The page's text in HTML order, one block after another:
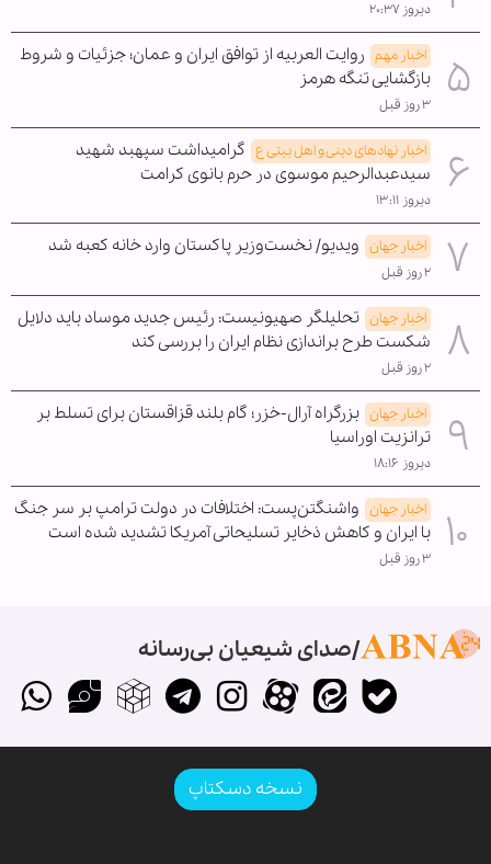
دیروز ۲۰:۳۷
اخبار مهم روایت العربیه از توافق ایران و عمان؛ جزئیات و شروط
بازگشایی تنگه هرمز
۳ روز قبل
اخبار نهادهای دینی و اهل بیتی ع گرامیداشت سپهبد شهید
سیدعبدالرحیم موسوی در حرم بانوی کرامت
دیروز ۱۳:۱۱
اخبار جهان ویدیو/ نخست‌وزیر پاکستان وارد خانه کعبه شد
۲ روز قبل
اخبار جهان تحلیلگر صهیونیست: رئیس جدید موساد باید دلایل
شکست طرح براندازی نظام ایران را بررسی کند
۲ روز قبل
اخبار جهان بزرگراه آرال-خزر؛ گام بلند قزاقستان برای تسلط بر
ترانزیت اوراسیا
دیروز ۱۸:۱۶
اخبار جهان واشنگتن‌پست: اختلافات در دولت ترامپ بر سر جنگ
با ایران و کاهش ذخایر تسلیحاتی آمریکا تشدید شده است
۳ روز قبل
صدای شیعیان بی‌رسانه
نسخه دسکتاپ